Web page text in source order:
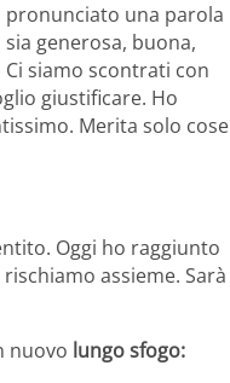
pronunciato una parola
generosa, buona,
siamo scontrati con
giustificare. Ho
Merita solo cose
Oggi ho raggiunto
assieme. Sarà
nuovo lungo sfogo: